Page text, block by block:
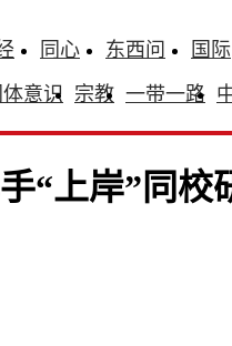
同心 东西问 国际
意识 宗教 一带一路
“上岸”同校